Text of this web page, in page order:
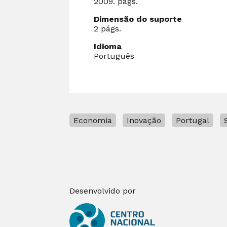
Dimensão do suporte
2 págs.
Idioma
Português
Economia Inovação Portugal
Desenvolvido por